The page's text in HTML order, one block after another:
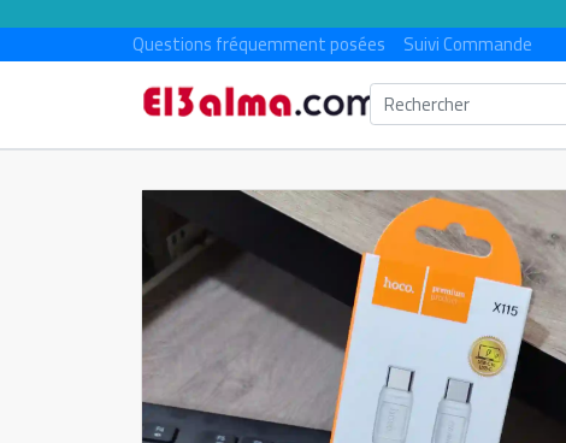
Questions fréquemment posées Suivi Commande